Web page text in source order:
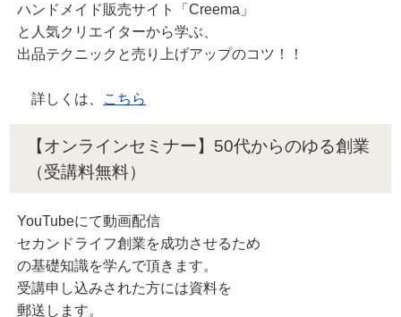
ハンドメイド販売サイト「Creema」
と人気クリエイターから学ぶ、
出品テクニックと売り上げアップのコツ！！
詳しくは、 こちら
【オンラインセミナー】50代からのゆる創業
（受講料無料）
YouTubeにて動画配信
セカンドライフ創業を成功させるため
の基礎知識を学んで頂きます。
受講申し込みされた方には資料を
郵送します。